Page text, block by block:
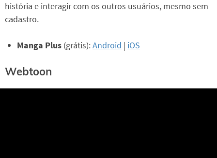
história e interagir com os outros usuários, mesmo sem
cadastro.
Manga Plus (grátis):Android | iOS
Webtoon